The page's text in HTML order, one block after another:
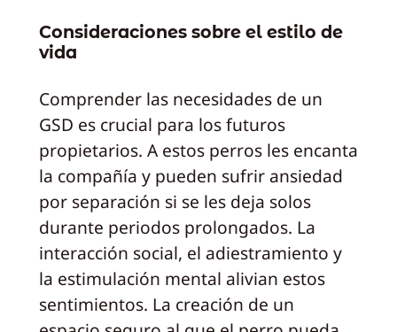
Consideraciones sobre el estilo de
vida
Comprender las necesidades de un
GSD es crucial para los futuros
propietarios. A estos perros les encanta
la compañía y pueden sufrir ansiedad
por separación si se les deja solos
durante periodos prolongados. La
interacción social, el adiestramiento y
la estimulación mental alivian estos
sentimientos. La creación de un